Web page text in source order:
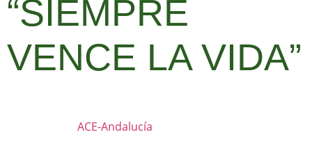
“SIEMPRE
VENCE LA VIDA”
ACE-Andalucía